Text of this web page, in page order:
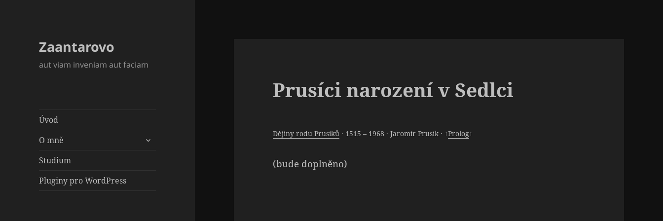
Zaantarovo
aut viam inveniam aut faciam
Úvod
O mně
zobrazit
Studium
Pluginy pro WordPress
Prusíci narození v Sedlci
Dějiny rodu Prusíků · 1515 – 1968 · Jaromír Prusík · ↑Prolog↑
(bude doplněno)